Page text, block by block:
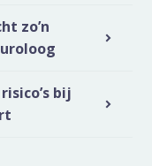
zo’n
bij